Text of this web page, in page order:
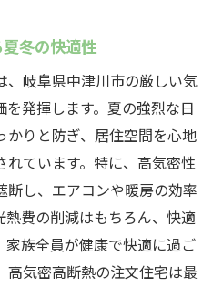
冬の快適性
、岐阜県中津川市の厳しい気
発揮します。夏の強烈な日
りと防ぎ、居住空間を心地
れています。特に、高気密性
断し、エアコンや暖房の効率
熱費の削減はもちろん、快適
族全員が健康で快適に過ご
気密高断熱の注文住宅は最